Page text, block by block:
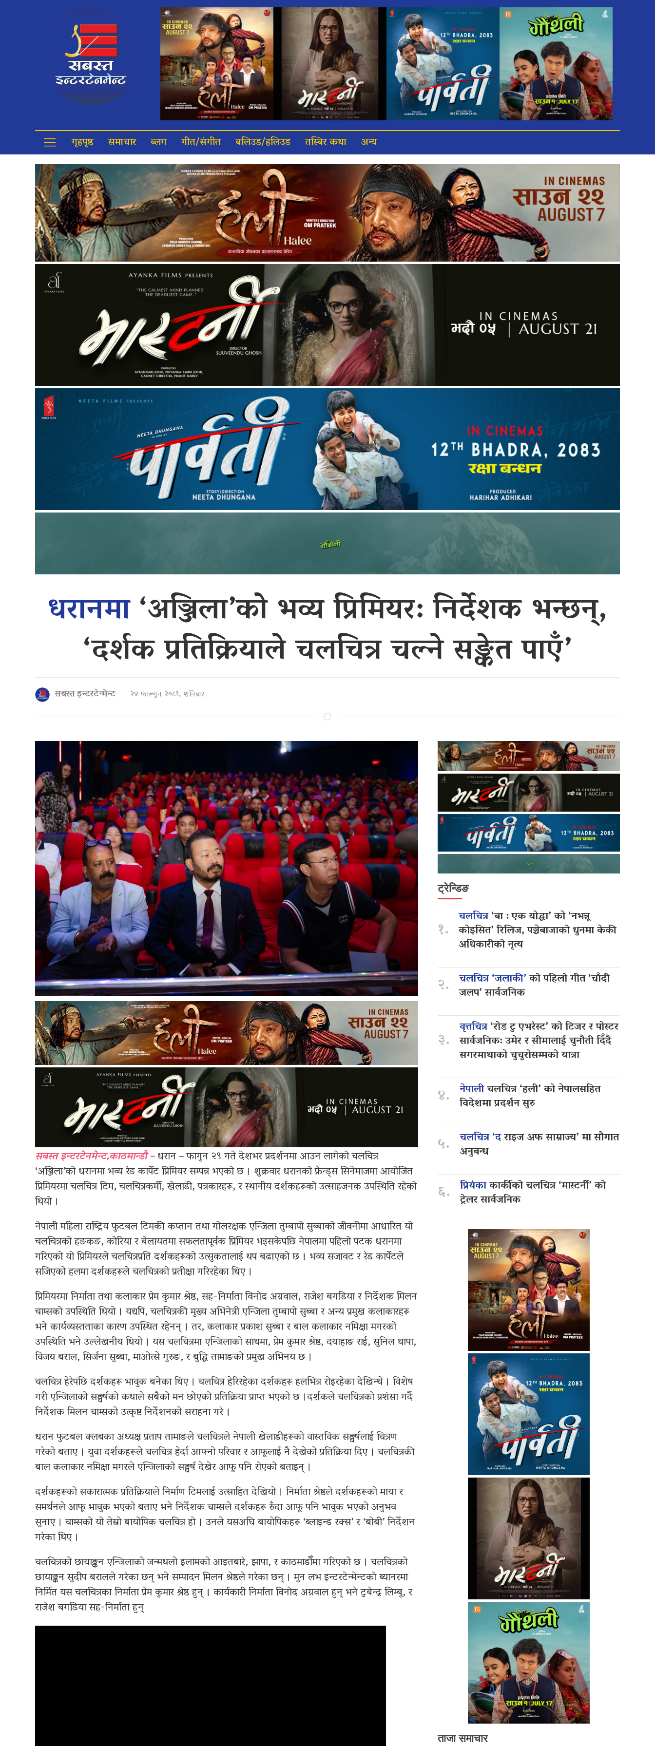
गृहपृष्ठ समाचार ब्लग गीत/संगीत बलिउड/हलिउड तस्बिर कथा अन्य
धरानमा‘अञ्जिला’को भव्य प्रिमियर: निर्देशक भन्छन्,
‘दर्शक प्रतिक्रियाले चलचित्र चल्ने सङ्केत पाएँ’
सबस्त इन्टरटेन्मेन्ट २४ फाल्गुन २०८१, शनिबार
सबस्त इन्टरटेनमेन्ट,काठमान्डौ –धरान – फागुन २९ गते देशभर प्रदर्शनमा आउन लागेको चलचित्र
‘अञ्जिला’को धरानमा भव्य रेड कार्पेट प्रिमियर सम्पन्न भएको छ । शुक्रवार धरानको फ्रेन्ड्स सिनेमाजमा आयोजित
प्रिमियरमा चलचित्र टिम, चलचित्रकर्मी, खेलाडी, पत्रकारहरू, र स्थानीय दर्शकहरूको उत्साहजनक उपस्थिति रहेको
थियो ।
नेपाली महिला राष्ट्रिय फुटबल टिमकी कप्तान तथा गोलरक्षक एन्जिला तुम्बापो सुब्बाको जीवनीमा आधारित यो
चलचित्रको हङकङ, कोरिया र बेलायतमा सफलतापूर्वक प्रिमियर भइसकेपछि नेपालमा पहिलो पटक धरानमा
गरिएको यो प्रिमियरले चलचित्रप्रति दर्शकहरूको उत्सुकतालाई थप बढाएको छ । भव्य सजावट र रेड कार्पेटले
सजिएको हलमा दर्शकहरूले चलचित्रको प्रतीक्षा गरिरहेका थिए ।
प्रिमियरमा निर्माता तथा कलाकार प्रेम कुमार श्रेष्ठ, सह-निर्माता विनोद अग्रवाल, राजेश बगडिया र निर्देशक मिलन
चाम्सको उपस्थिति थियो । यद्यपि, चलचित्रकी मुख्य अभिनेत्री एन्जिला तुम्बापो सुब्बा र अन्य प्रमुख कलाकारहरू
भने कार्यव्यस्तताका कारण उपस्थित रहेनन् । तर, कलाकार प्रकाश सुब्बा र बाल कलाकार नमिक्षा मगरको
उपस्थिति भने उल्लेखनीय थियो । यस चलचित्रमा एन्जिलाको साथमा, प्रेम कुमार श्रेष्ठ, दयाहाङ राई, सुनिल थापा,
विजय बराल, सिर्जना सुब्बा, माओत्से गुरुङ, र बुद्धि तामाङको प्रमुख अभिनय छ ।
चलचित्र हेरेपछि दर्शकहरू भावुक बनेका थिए । चलचित्र हेरिरहेका दर्शकहरू हलभित्र रोइरहेका देखिन्थे । विशेष
गरी एन्जिलाको सङ्घर्षको कथाले सबैको मन छोएको प्रतिक्रिया प्राप्त भएको छ ।दर्शकले चलचित्रको प्रशंसा गर्दै
निर्देशक मिलन चाम्सको उत्कृष्ट निर्देशनको सराहना गरे ।
धरान फुटबल क्लबका अध्यक्ष प्रताप तामाङले चलचित्रले नेपाली खेलाडीहरूको वास्तविक सङ्घर्षलाई चित्रण
गरेको बताए । युवा दर्शकहरूले चलचित्र हेर्दा आफ्नो परिवार र आफूलाई नै देखेको प्रतिक्रिया दिए । चलचित्रकी
बाल कलाकार नमिक्षा मगरले एन्जिलाको सङ्घर्ष देखेर आफू पनि रोएको बताइन् ।
दर्शकहरूको सकारात्मक प्रतिक्रियाले निर्माण टिमलाई उत्साहित देखियो । निर्माता श्रेष्ठले दर्शकहरूको माया र
समर्थनले आफू भावुक भएको बताए भने निर्देशक चाम्सले दर्शकहरू रुँदा आफू पनि भावुक भएको अनुभव
सुनाए । चाम्सको यो तेस्रो बायोपिक चलचित्र हो । उनले यसअघि बायोपिकहरू ‘ब्लाइन्ड रक्स’ र ‘बोबी’ निर्देशन
गरेका थिए ।
चलचित्रको छायाङ्कन एन्जिलाको जन्मथलो इलामको आइतबारे, झापा, र काठमाडौँमा गरिएको छ । चलचित्रको
छायाङ्कन सुदीप बरालले गरेका छन् भने सम्पादन मिलन श्रेष्ठले गरेका छन् । मुन लभ इन्टरटेन्मेन्टको ब्यानरमा
निर्मित यस चलचित्रका निर्माता प्रेम कुमार श्रेष्ठ हुन् । कार्यकारी निर्माता विनोद अग्रवाल हुन्‌ भने टुबेन्द्र लिम्बु, र
राजेश बगडिया सह-निर्माता हुन्
ट्रेन्डिङ
१.
चलचित्र‘बा : एक योद्धा’ को ‘नभन्नू
कोइसित’ रिलिज, पञ्चेबाजाको धुनमा केकी
अधिकारीको नृत्य
२. चलचित्र ‘जलाकी’को पहिलो गीत ‘चाँदी
जलप’ सार्वजनिक
३.
वृत्तचित्र‘रोड टु एभरेस्ट’ को टिजर र पोस्टर
सार्वजनिक: उमेर र सीमालाई चुनौती दिँदै
सगरमाथाको चुचुरोसम्मको यात्रा
४. नेपालीचलचित्र ‘हली’ को नेपालसहित
विदेशमा प्रदर्शन सुरु
५. चलचित्र ‘दराइज अफ साम्राज्य’ मा सौगात
अनुबन्ध
६. प्रियंकाकार्कीको चलचित्र ‘मास्टर्नी’ को
ट्रेलर सार्वजनिक
ताजा समाचार